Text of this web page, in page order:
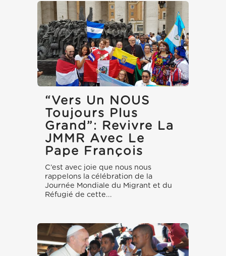
“Vers Un NOUS
Toujours Plus
Grand”: Revivre La
JMMR Avec Le
Pape François
C’est avec joie que nous nous
rappelons la célébration de la
Journée Mondiale du Migrant et du
Réfugié de cette...